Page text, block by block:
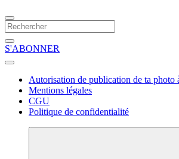
S'ABONNER
Autorisation de publication de ta photo
Mentions légales
CGU
Politique de confidentialité